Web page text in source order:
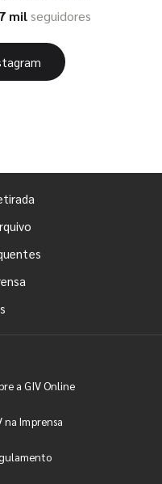
milseguidores
a GIV Online
na Imprensa